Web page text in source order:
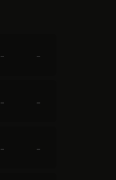
- -
- -
- -